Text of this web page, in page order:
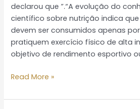
declarou que ”.“A evolução do
científico sobre nutrição indica
devem ser consumidos apenas
pratiquem exercício físico de alta
objetivo de rendimento esportivo
Read More »